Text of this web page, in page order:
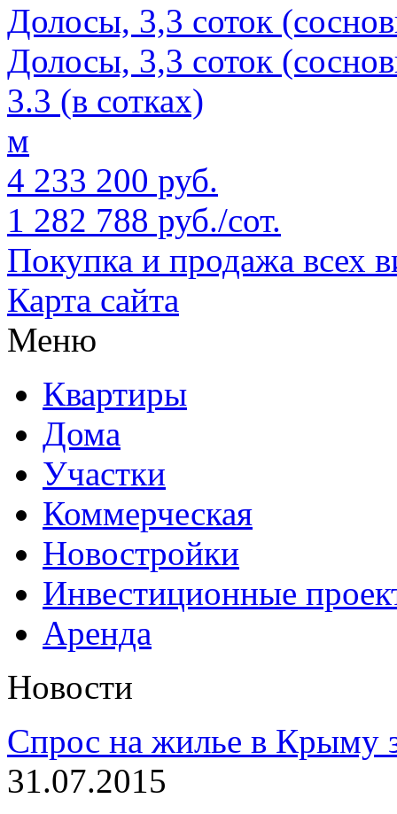
Долосы, 3,3 соток
Долосы, 3,3 соток
3.3 (в сотках)
м
4 233 200 руб.
1 282 788 руб./сот.
Покупка и продажа всех
Карта сайта
Меню
Квартиры
Дома
Участки
Коммерческая
Новостройки
Инвестиционные
Аренда
Новости
Спрос на жилье в Крыму
31.07.2015